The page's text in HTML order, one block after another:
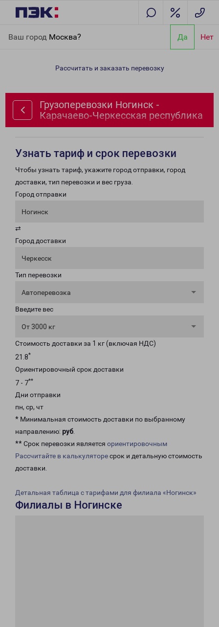
Ваш город Москва? Да Нет
Черкесская республика
Рассчитать и заказать перевозку
Грузоперевозки Ногинск -
Карачаево-Черкесская республика
Узнать тариф и срок перевозки
Чтобы узнать тариф, укажите город отправки, город
доставки, тип перевозки и вес груза.
Город отправки
Ногинск
⇄
Город доставки
Черкесск
Тип перевозки
Автоперевозка
Введите вес
От 3000 кг
Стоимость доставки за 1 кг (включая НДС)
21.8*
Ориентировочный срок доставки
7 - 7**
Дни отправки
пн, ср, чт
* Минимальная стоимость доставки по выбранному
направлению: руб.
** Срок перевозки является ориентировочным
Рассчитайте в калькуляторесрок и детальную стоимость
доставки.
Детальная таблица с тарифами для филиала «Ногинск»
Филиалы в Ногинске